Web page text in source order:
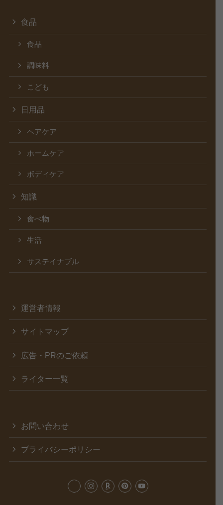
食品
食品
調味料
こども
日用品
ヘアケア
ホームケア
ボディケア
知識
食べ物
生活
サステイナブル
運営者情報
サイトマップ
広告・PRのご依頼
ライター一覧
お問い合わせ
プライバシーポリシー